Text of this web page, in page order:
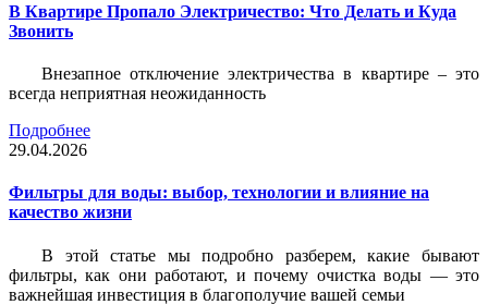
В Квартире Пропало Электричество: Что Делать и Куда
Звонить
Внезапное отключение электричества в квартире – это
всегда неприятная неожиданность
Подробнее
29.04.2026
Фильтры для воды: выбор, технологии и влияние на
качество жизни
В этой статье мы подробно разберем, какие бывают
фильтры, как они работают, и почему очистка воды — это
важнейшая инвестиция в благополучие вашей семьи